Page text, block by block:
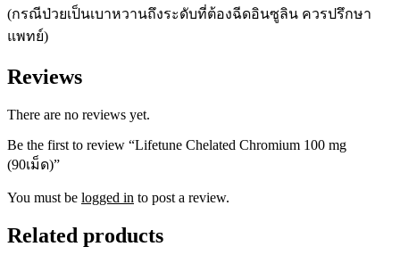
(กรณีป่วยเป็นเบาหวานถึงระดับที่ต้องฉีดอินซูลิน ควรปรึกษา
แพทย์)
Reviews
There are no reviews yet.
Be the first to review “Lifetune Chelated Chromium 100 mg
(90เม็ด)”
You must be logged in to post a review.
Related products